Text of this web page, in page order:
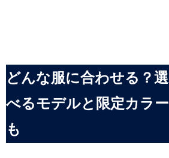
どんな服に合わせる？選
べるモデルと限定カラー
も